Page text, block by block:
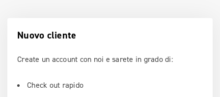
Nuovo cliente
Create un account con noi e sarete in grado di:
Check out rapido